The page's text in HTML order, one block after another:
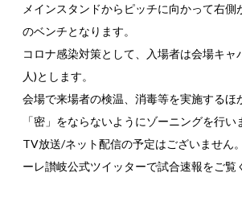
メインスタンドからピッチに向かって右側
のベンチとなります。
コロナ感染対策として、入場者は会場キャ
人)とします。
会場で来場者の検温、消毒等を実施するほ
「密」をならないようにゾーニングを行い
TV放送/ネット配信の予定はございません
ーレ讃岐公式ツイッターで試合速報をご覧